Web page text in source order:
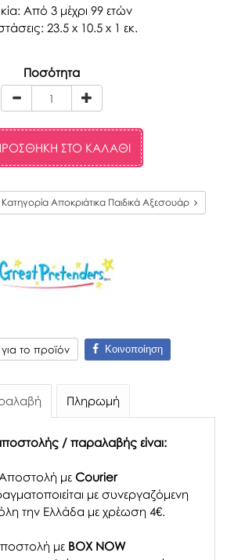
Από 3 μέχρι 99 ετών
23.5 x 10.5 x 1 εκ.
Ποσότητα
ΣΤΟ ΚΑΛΆΘΙ
Κατηγορία Αποκριάτικα Παιδικά Αξεσουάρ
το προϊόν Κοινοποίηση
Πληρωμή
/ παραλαβής είναι:
Αποστολή με Courier
με συνεργαζόμενη
την Ελλάδα με χρέωση 4€.
μεBOX NOW